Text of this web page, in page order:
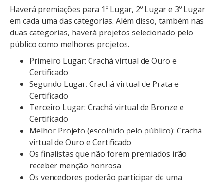
Haverá premiações para 1º Lugar, 2º Lugar e 3º Lugar
em cada uma das categorias. Além disso, também nas
duas categorias, haverá projetos selecionado pelo
público como melhores projetos.
Primeiro Lugar: Crachá virtual de Ouro e
Certificado
Segundo Lugar: Crachá virtual de Prata e
Certificado
Terceiro Lugar: Crachá virtual de Bronze e
Certificado
Melhor Projeto (escolhido pelo público): Crachá
virtual de Ouro e Certificado
Os finalistas que não forem premiados irão
receber menção honrosa
Os vencedores poderão participar de uma